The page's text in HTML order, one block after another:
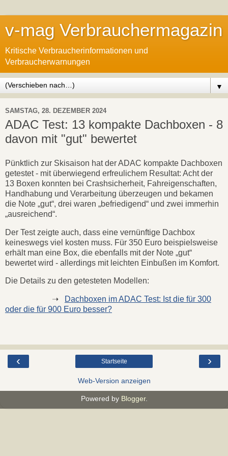
v-mag Verbrauchermagazin
Kritische Verbraucherinformationen und
Verbraucherwarnungen
▼
SAMSTAG, 28. DEZEMBER 2024
ADAC Test: 13 kompakte Dachboxen - 8
davon mit "gut" bewertet
Pünktlich zur Skisaison hat der ADAC kompakte Dachboxen
getestet - mit überwiegend erfreulichem Resultat: Acht der
13 Boxen konnten bei Crashsicherheit, Fahreigenschaften,
Handhabung und Verarbeitung überzeugen und bekamen
die Note „gut“, drei waren „befriedigend“ und zwei immerhin
„ausreichend“.
Der Test zeigte auch, dass eine vernünftige Dachbox
keineswegs viel kosten muss. Für 350 Euro beispielsweise
erhält man eine Box, die ebenfalls mit der Note „gut“
bewertet wird - allerdings mit leichten Einbußen im Komfort.
Die Details zu den getesteten Modellen:
➝
Dachboxen im ADAC Test: Ist die für 300
oder die für 900 Euro besser?
‹ ›
Startseite
Web-Version anzeigen
Powered by Blogger.